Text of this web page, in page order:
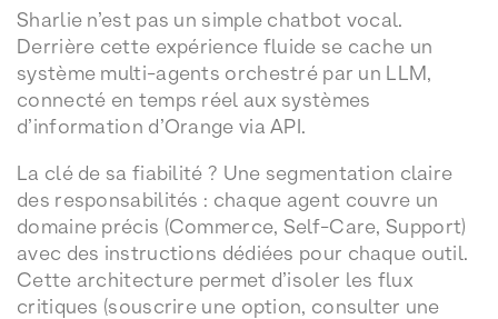
Sharlie n’est pas un simple chatbot vocal.
Derrière cette expérience fluide se cache un
système multi-agents orchestré par un LLM,
connecté en temps réel aux systèmes
d’information d’Orange via API.
La clé de sa fiabilité ? Une segmentation claire
des responsabilités : chaque agent couvre un
domaine précis (Commerce, Self-Care, Support)
avec des instructions dédiées pour chaque outil.
Cette architecture permet d’isoler les flux
critiques (souscrire une option, consulter une